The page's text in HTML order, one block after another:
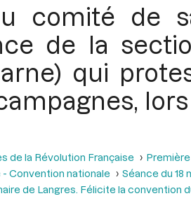
comité de
de la
qui
de la Révolution Française Première
Convention nationale
Séance du 18
de Langres. Félicite la